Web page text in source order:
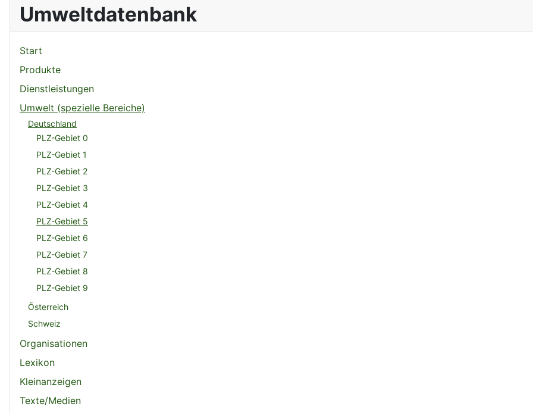
Umweltdatenbank
Start
Produkte
Dienstleistungen
Umwelt (spezielle Bereiche)
Deutschland
PLZ-Gebiet 0
PLZ-Gebiet 1
PLZ-Gebiet 2
PLZ-Gebiet 3
PLZ-Gebiet 4
PLZ-Gebiet 5
PLZ-Gebiet 6
PLZ-Gebiet 7
PLZ-Gebiet 8
PLZ-Gebiet 9
Österreich
Schweiz
Organisationen
Lexikon
Kleinanzeigen
Texte/Medien